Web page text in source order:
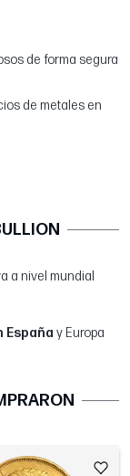
de forma segura
de metales en
a nivel mundial
España y Europa